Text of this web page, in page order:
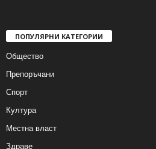
ПОПУЛЯРНИ КАТЕГОРИИ
Общество
Препоръчани
Спорт
Култура
Местна власт
Здраве